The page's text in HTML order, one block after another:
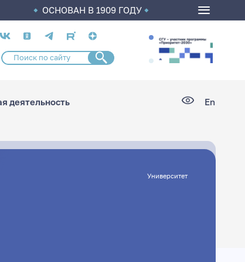
ОСНОВАН В 1909 ГОДУ
Социальные
сети
деятельность En
Университет